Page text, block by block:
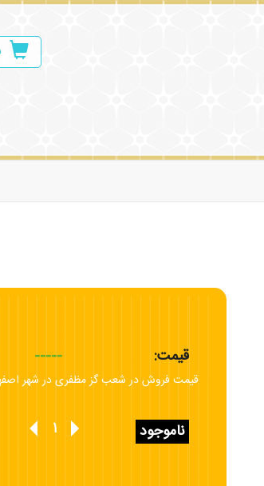
قیمت: -----
قیمت فروش در شعب گز مظفری در شهر
ناموجود